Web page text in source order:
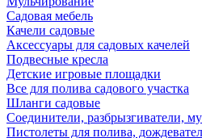
Садовая мебель
Качели садовые
Аксессуары для садовых качелей
Подвесные кресла
Детские игровые площадки
Все для полива садового участка
Шланги садовые
Соединители, разбрызгиватели,
Пистолеты для полива,